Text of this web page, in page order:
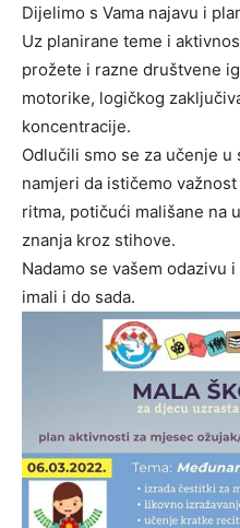
Dijelimo s Vama najavu i
Uz planirane teme i
prožete i razne društvene
motorike, logičkog
koncentracije.
Odlučili smo se za učenje u
namjeri da ističemo
ritma, potičući mališane na
znanja kroz stihove.
Nadamo se vašem odazivu
imali i do sada.